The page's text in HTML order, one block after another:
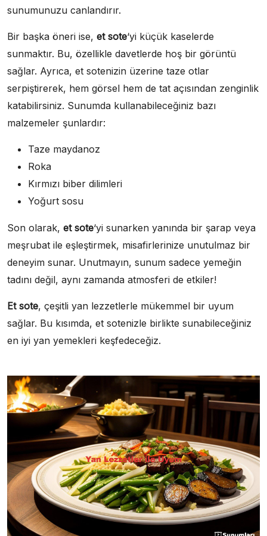
sunumunuzu canlandırır.
Bir başka öneri ise, et sote‘yi küçük kaselerde
sunmaktır. Bu, özellikle davetlerde hoş bir görüntü
sağlar. Ayrıca, et sotenizin üzerine taze otlar
serpiştirerek, hem görsel hem de tat açısından zenginlik
katabilirsiniz. Sunumda kullanabileceğiniz bazı
malzemeler şunlardır:
Taze maydanoz
Roka
Kırmızı biber dilimleri
Yoğurt sosu
Son olarak, et sote‘yi sunarken yanında bir şarap veya
meşrubat ile eşleştirmek, misafirlerinize unutulmaz bir
deneyim sunar. Unutmayın, sunum sadece yemeğin
tadını değil, aynı zamanda atmosferi de etkiler!
Et sote, çeşitli yan lezzetlerle mükemmel bir uyum
sağlar. Bu kısımda, et sotenizle birlikte sunabileceğiniz
en iyi yan yemekleri keşfedeceğiz.